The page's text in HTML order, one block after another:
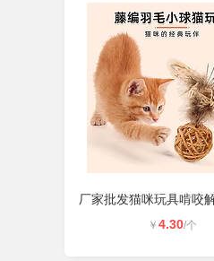
￥ 4.30/个